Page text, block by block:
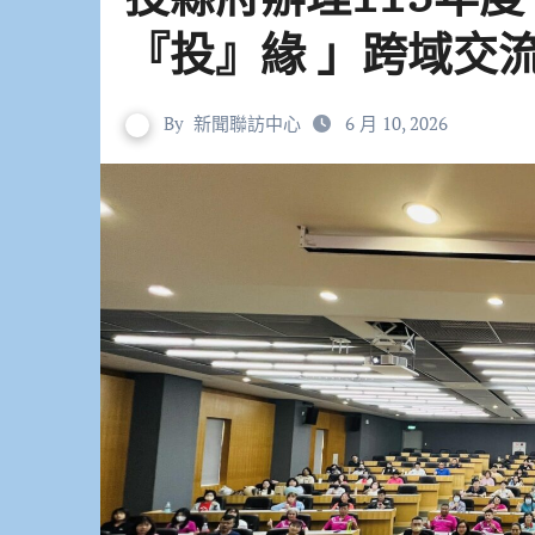
『投』緣 」跨域交
By 新聞聯訪中心 6 月 10, 2026